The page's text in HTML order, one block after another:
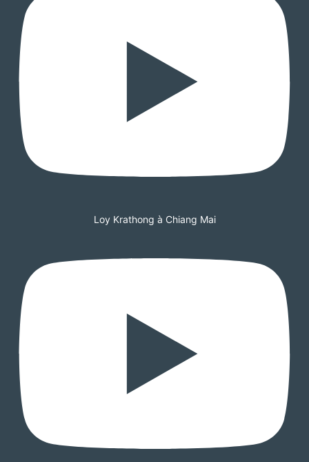
Loy Krathong à Chiang Mai